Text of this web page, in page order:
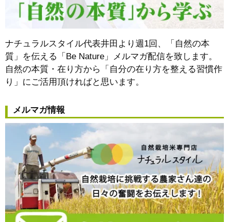
ナチュラルスタイル代表井田より週1回、「自然の本
質」を伝える「Be Nature」メルマガ配信を致します。
自然の本質・在り方から
「自分の在り方を整える習慣作
り」 にご活用頂ければと思います。
メルマガ情報